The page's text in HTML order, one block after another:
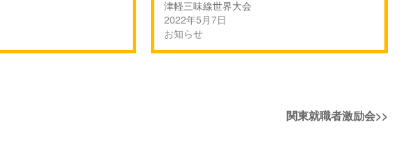
津軽三味線世界大会
2022年5月7日
お知らせ
次
関東就職者激励会>>